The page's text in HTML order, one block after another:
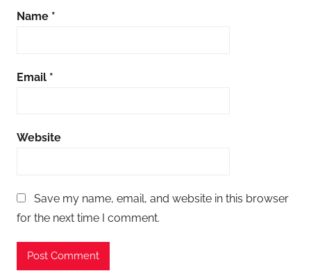
Name *
Email *
Website
Save my name, email, and website in this browser
for the next time I comment.